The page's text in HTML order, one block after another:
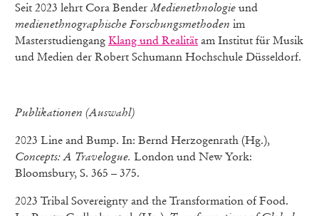
Seit 2023 lehrt Cora Bender Medienethnologie und
medienethnographische Forschungsmethoden im
Masterstudiengang Klang und Realität am Institut für Musik
und Medien der Robert Schumann Hochschule Düsseldorf.
Publikationen (Auswahl)
2023 Line and Bump. In: Bernd Herzogenrath (Hg.),
Concepts: A Travelogue. London und New York:
Bloomsbury, S. 365 – 375.
2023 Tribal Sovereignty and the Transformation of Food.